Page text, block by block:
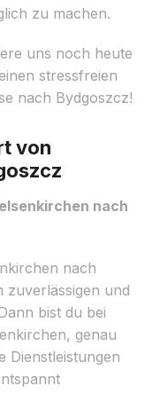
zu machen.
uns noch heute
stressfreien
nach Bydgoszcz!
von
nach
nach
zuverlässigen und
bist du bei
genau
Dienstleistungen